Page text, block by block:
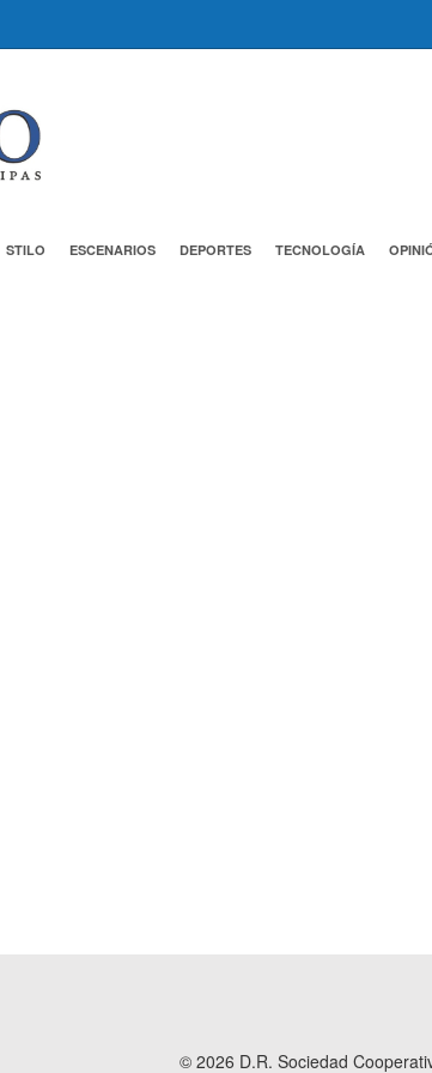
STILO ESCENARIOS DEPORTES TECNOLOGÍA
© 2026 D.R. Sociedad